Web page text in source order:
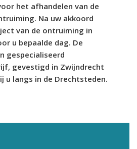
het afhandelen van de
Na uw akkoord
van de ontruiming in
u bepaalde dag. De
gespecialiseerd
gevestigd in Zwijndrecht
u langs in de Drechtsteden.